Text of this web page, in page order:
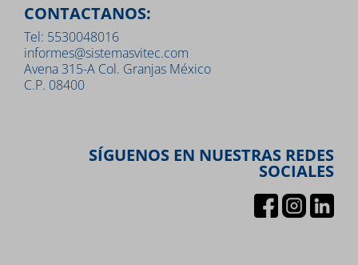
CONTACTANOS:
Tel: 5530048016
informes@sistemasvitec.com
Avena 315-A Col. Granjas México
C.P. 08400
SÍGUENOS EN NUESTRAS REDES
SOCIALES